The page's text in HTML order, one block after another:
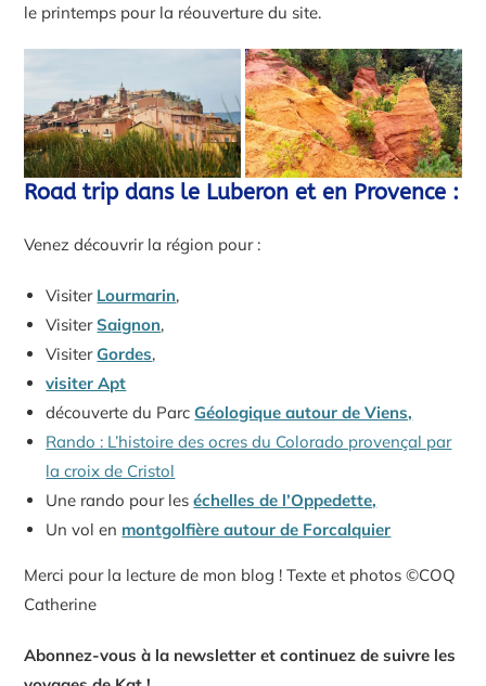
le printemps pour la réouverture du site.
Road trip dans le Luberon et en Provence :
Venez découvrir la région pour :
Visiter Lourmarin,
VisiterSaignon,
VisiterGordes,
visiter Apt
découverte du ParcGéologique autour de Viens,
Rando : L’histoire des ocres du Colorado provençal par
la croix de Cristol
Une rando pour leséchelles de l’Oppedette,
Un vol en montgolfière autour de Forcalquier
Merci pour la lecture de mon blog ! Texte et photos ©COQ
Catherine
Abonnez-vous à la newsletter et continuez de suivre les